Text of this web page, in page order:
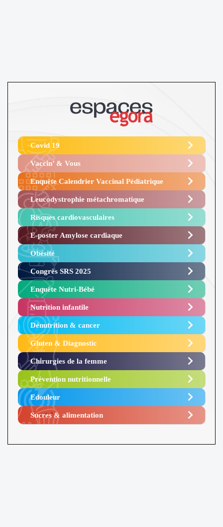
Covid 19
Vaccin’ & Vous
Enquête Calendrier Vaccinal Pédiatrique
Leucodystrophie métachromatique
Risques cardiovasculaires
E-poster Amylose cardiaque ​
Obésité ​
Congrès SRS 2025 ​
Enquête Nutri-Bébé ​
Nutrition infantile
Dénutrition & cancer
Gluten & Diagnostic
Chirurgies de la femme
Prévention nutritionnelle
Edouleur​
Sucres & alimentation​